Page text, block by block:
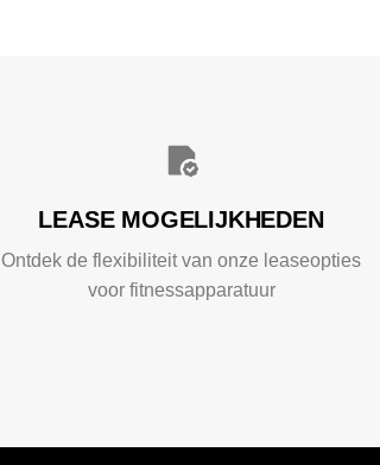
LEASE MOGELIJKHEDEN
Ontdek de flexibiliteit van onze leaseopties
voor fitnessapparatuur